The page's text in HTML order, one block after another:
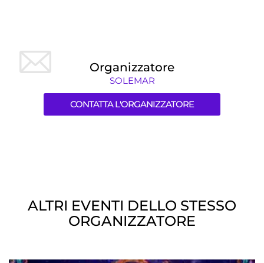
Organizzatore
SOLEMAR
CONTATTA L'ORGANIZZATORE
ALTRI EVENTI DELLO STESSO
ORGANIZZATORE